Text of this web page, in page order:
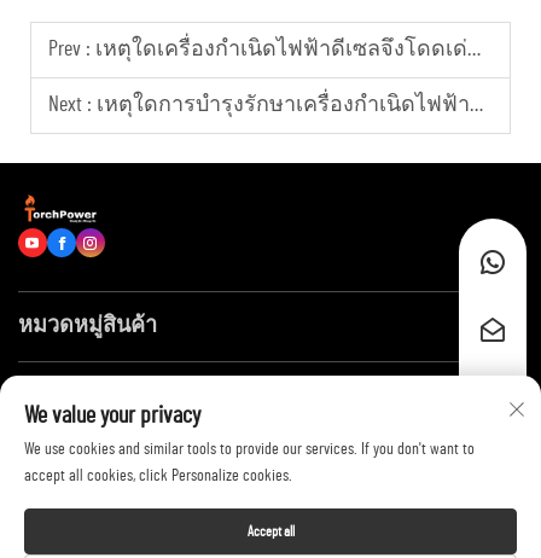
Prev : เหตุใดเครื่องกำเนิดไฟฟ้าดีเซลจึงโดดเด่นในการจ่ายพลังงาน?
Next : เหตุใดการบำรุงรักษาเครื่องกำเนิดไฟฟ้าจึงช่วยลดต้นทุนการดำเนินงาน?
หมวดหมู่สินค้า
ติดต่อเรา
We value your privacy
We use cookies and similar tools to provide our services. If you don't want to
accept all cookies, click Personalize cookies.
Accept all